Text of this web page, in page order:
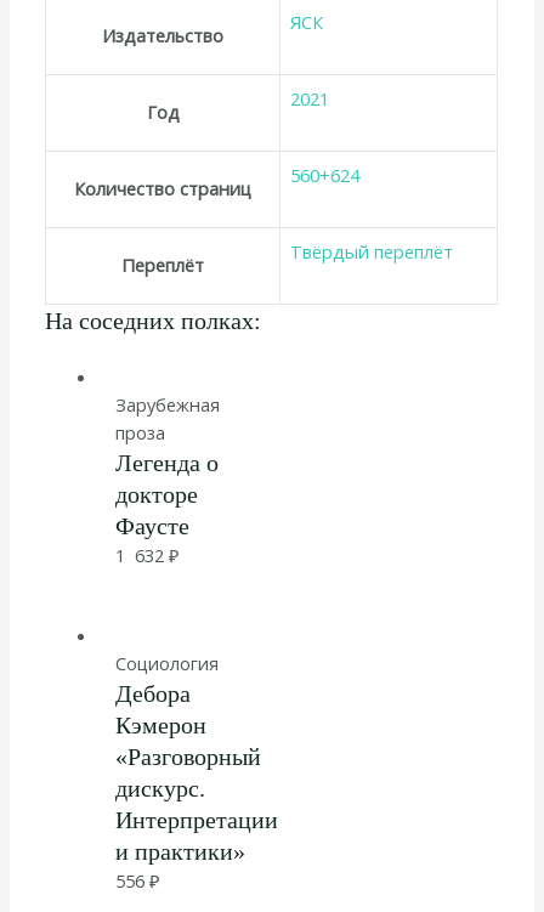
Издательство
ЯСК
Год
2021
Количество страниц
560+624
Переплёт
Твёрдый переплёт
На соседних полках:
Зарубежная
проза
Легенда о
докторе
Фаусте
1 632₽
Социология
Дебора
Кэмерон
«Разговорный
дискурс.
Интерпретации
и практики»
556₽